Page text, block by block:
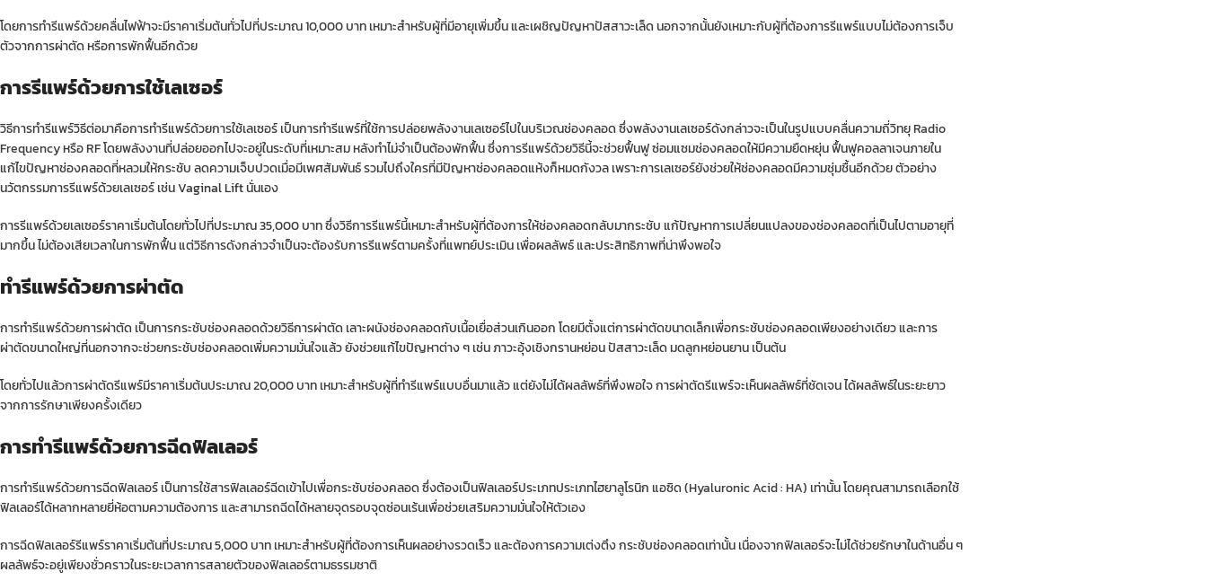
โดยการทำรีแพร์ด้วยคลื่นไฟฟ้าจะมีราคาเริ่มต้นทั่วไปที่ประมาณ 10,000 บาท เหมาะสำหรับผู้ที่มีอายุเพิ่มขึ้น และเผชิญปัญหาปัสสาวะเล็ด นอกจากนั้นยังเหมาะกับผู้ที่ต้องการรีแพร์แบบไม่ต้องการเจ็บ
ตัวจากการผ่าตัด หรือการพักฟื้นอีกด้วย
การรีแพร์ด้วยการใช้เลเซอร์
วิธีการทำรีแพร์วิธีต่อมาคือการทำรีแพร์ด้วยการใช้เลเซอร์ เป็นการทำรีแพร์ที่ใช้การปล่อยพลังงานเลเซอร์ไปในบริเวณช่องคลอด ซึ่งพลังงานเลเซอร์ดังกล่าวจะเป็นในรูปแบบคลื่นความถี่วิทยุ Radio
Frequency หรือ RF โดยพลังงานที่ปล่อยออกไปจะอยู่ในระดับที่เหมาะสม หลังทำไม่จำเป็นต้องพักฟื้น ซึ่งการรีแพร์ด้วยวิธีนี้จะช่วยฟื้นฟู ซ่อมแซมช่องคลอดให้มีความยืดหยุ่น ฟื้นฟูคอลลาเจนภายใน
แก้ไขปัญหาช่องคลอดที่หลวมให้กระชับ ลดความเจ็บปวดเมื่อมีเพศสัมพันธ์ รวมไปถึงใครที่มีปัญหาช่องคลอดแห้งก็หมดกังวล เพราะการเลเซอร์ยังช่วยให้ช่องคลอดมีความชุ่มชื้นอีกด้วย ตัวอย่าง
นวัตกรรมการรีแพร์ด้วยเลเซอร์ เช่นVaginal Liftนั่นเอง
การรีแพร์ด้วยเลเซอร์ราคาเริ่มต้นโดยทั่วไปที่ประมาณ 35,000 บาท ซึ่งวิธีการรีแพร์นี้เหมาะสำหรับผู้ที่ต้องการให้ช่องคลอดกลับมากระชับ แก้ปัญหาการเปลี่ยนแปลงของช่องคลอดที่เป็นไปตามอายุที่
มากขึ้น ไม่ต้องเสียเวลาในการพักฟื้น แต่วิธีการดังกล่าวจำเป็นจะต้องรับการรีแพร์ตามครั้งที่แพทย์ประเมิน เพื่อผลลัพธ์ และประสิทธิภาพที่น่าพึงพอใจ
ทำรีแพร์ด้วยการผ่าตัด
การทำรีแพร์ด้วยการผ่าตัด เป็นการกระชับช่องคลอดด้วยวิธีการผ่าตัด เลาะผนังช่องคลอดกับเนื้อเยื่อส่วนเกินออก โดยมีตั้งแต่การผ่าตัดขนาดเล็กเพื่อกระชับช่องคลอดเพียงอย่างเดียว และการ
ผ่าตัดขนาดใหญ่ที่นอกจากจะช่วยกระชับช่องคลอดเพิ่มความมั่นใจแล้ว ยังช่วยแก้ไขปัญหาต่าง ๆ เช่น ภาวะอุ้งเชิงกรานหย่อน ปัสสาวะเล็ด มดลูกหย่อนยาน เป็นต้น
โดยทั่วไปแล้วการผ่าตัดรีแพร์มีราคาเริ่มต้นประมาณ 20,000 บาท เหมาะสำหรับผู้ที่ทำรีแพร์แบบอื่นมาแล้ว แต่ยังไม่ได้ผลลัพธ์ที่พึงพอใจ การผ่าตัดรีแพร์จะเห็นผลลัพธ์ที่ชัดเจน ได้ผลลัพธ์ในระยะยาว
จากการรักษาเพียงครั้งเดียว
การทำรีแพร์ด้วยการฉีดฟิลเลอร์
การทำรีแพร์ด้วยการฉีดฟิลเลอร์ เป็นการใช้สารฟิลเลอร์ฉีดเข้าไปเพื่อกระชับช่องคลอด ซึ่งต้องเป็นฟิลเลอร์ประเภทประเภทไฮยาลูโรนิก แอซิด (Hyaluronic Acid : HA) เท่านั้น โดยคุณสามารถเลือกใช้
ฟิลเลอร์ได้หลากหลายยี่ห้อตามความต้องการ และสามารถฉีดได้หลายจุดรอบจุดซ่อนเร้นเพื่อช่วยเสริมความมั่นใจให้ตัวเอง
การฉีดฟิลเลอร์รีแพร์ราคาเริ่มต้นที่ประมาณ 5,000 บาท เหมาะสำหรับผู้ที่ต้องการเห็นผลอย่างรวดเร็ว และต้องการความเต่งตึง กระชับช่องคลอดเท่านั้น เนื่องจากฟิลเลอร์จะไม่ได้ช่วยรักษาในด้านอื่น ๆ
ผลลัพธ์จะอยู่เพียงชั่วคราวในระยะเวลาการสลายตัวของฟิลเลอร์ตามธรรมชาติ